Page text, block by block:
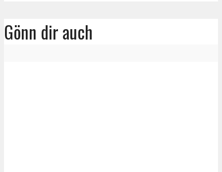
Gönn dir auch